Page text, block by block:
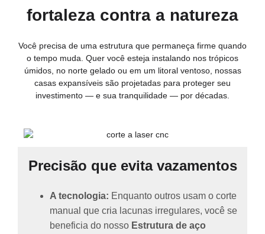
fortaleza contra a natureza
Você precisa de uma estrutura que permaneça firme quando
o tempo muda. Quer você esteja instalando nos trópicos
úmidos, no norte gelado ou em um litoral ventoso, nossas
casas expansíveis são projetadas para proteger seu
investimento — e sua tranquilidade — por décadas.
Precisão que evita vazamentos
A tecnologia: Enquanto outros usam o corte
manual que cria lacunas irregulares, você se
beneficia do nosso Estrutura de aço